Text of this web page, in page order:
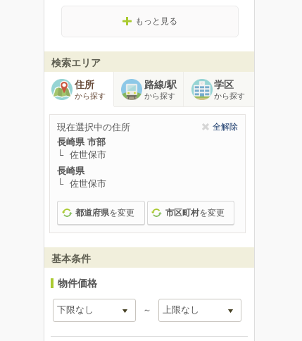
もっと見る
検索エリア
住所
から探す
路線/駅
から探す
学区
から探す
現在選択中の住所 全解除
長崎県 市部
佐世保市
長崎県
佐世保市
都道府県を変更 市区町村を変更
基本条件
物件価格
～